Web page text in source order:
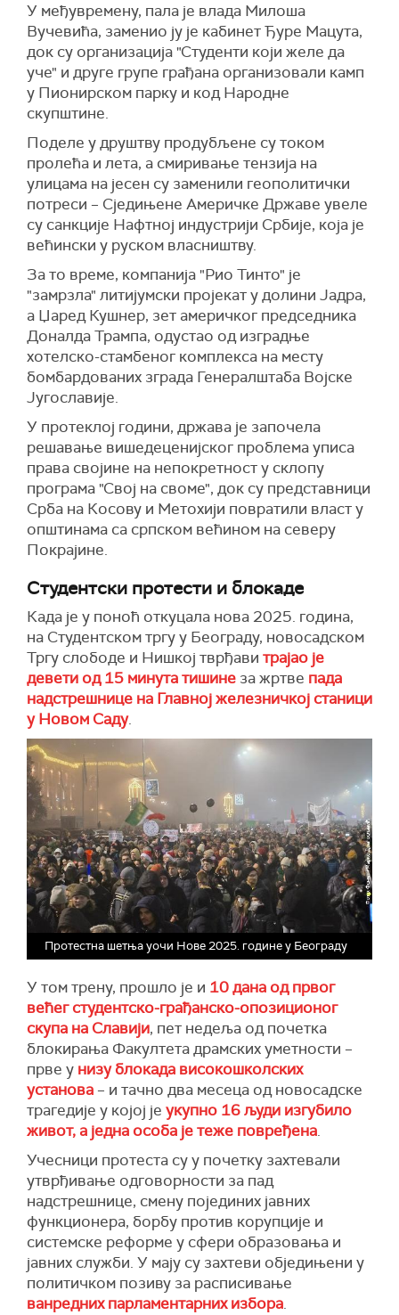
У међувремену, пала је влада Милоша
Вучевића, заменио ју је кабинет Ђуре Мацута,
док су организација "Студенти који желе да
уче" и друге групе грађана организовали камп
у Пионирском парку и код Народне
скупштине.
Поделе у друштву продубљене су током
пролећа и лета, а смиривање тензија на
улицама на јесен су заменили геополитички
потреси – Сједињене Америчке Државе увеле
су санкције Нафтној индустрији Србије, која је
већински у руском власништву.
За то време, компанија "Рио Тинто" је
"замрзла" литијумски пројекат у долини Јадра,
а Џаред Кушнер, зет америчког председника
Доналда Трампа, одустао од изградње
хотелско-стамбеног комплекса на месту
бомбардованих зграда Генералштаба Војске
Југославије.
У протеклој години, држава је започела
решавање вишедеценијског проблема уписа
права својине на непокретност у склопу
програма "Свој на своме", док су представници
Срба на Косову и Метохији повратили власт у
општинама са српском већином на северу
Покрајине.
Студентски протести и блокаде
Када је у поноћ откуцала нова 2025. година,
на Студентском тргу у Београду, новосадском
Тргу слободе и Нишкој тврђави трајао је
девети од 15 минута тишине за жртве пада
надстрешнице на Главној железничкој станици
у Новом Саду.
Протестна шетња уочи Нове 2025. године у Београду
У том трену, прошло је и 10 дана од првог
већег студентско-грађанско-опозиционог
скупа на Славији, пет недеља од почетка
блокирања Факултета драмских уметности –
прве у низу блокада високошколских
установа – и тачно два месеца од новосадске
трагедије у којој је укупно 16 људи изгубило
живот, а једна особа је теже повређена.
Учесници протеста су у почетку захтевали
утврђивање одговорности за пад
надстрешнице, смену појединих јавних
функционера, борбу против корупције и
системске реформе у сфери образовања и
јавних служби. У мају су захтеви обједињени у
политичком позиву за расписивање
ванредних парламентарних избора.